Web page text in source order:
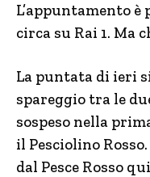
L’appuntamento è
circa su Rai 1. Ma
La puntata di ieri
spareggio tra le
sospeso nella
il Pesciolino
dal Pesce Rosso